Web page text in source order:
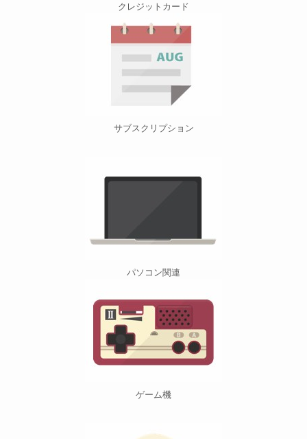
クレジットカード
サブスクリプション
パソコン関連
ゲーム機